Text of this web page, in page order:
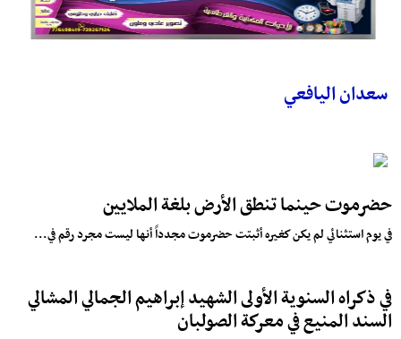
سعدان اليافعي
حضرموت حينما تنطق الأرض بلغة الملايين
في يوم استثنائي لم يكن كغيره أثبتت حضرموت مجدداً أنها ليست مجرد رقم في...
في ذكراه السنوية الأولى الشهيد إبراهيم الجمالي المشالي
السند المنيع في معركة الصولبان